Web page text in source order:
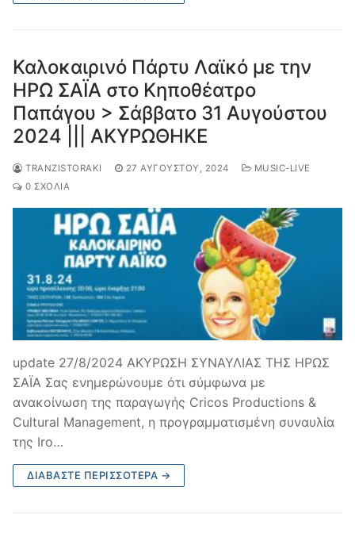
Καλοκαιρινό Πάρτυ Λαϊκό με την
ΗΡΩ ΣΑΪΑ στο Κηποθέατρο
Παπάγου > Σάββατο 31 Αυγούστου
2024 ||| ΑΚΥΡΩΘΗΚΕ
TRANZISTORAKI 27 ΑΥΓΟΎΣΤΟΥ, 2024
MUSIC-LIVE
0 ΣΧΌΛΙΑ
update 27/8/2024 ΑΚΥΡΩΣΗ ΣΥΝΑΥΛΙΑΣ ΤΗΣ ΗΡΩΣ
ΣΑΪΑ Σας ενημερώνουμε ότι σύμφωνα με
ανακοίνωση της παραγωγής Cricos Productions &
Cultural Management, η προγραμματισμένη συναυλία
της Iro…
ΔΙΑΒΆΣΤΕ ΠΕΡΙΣΣΌΤΕΡΑ →